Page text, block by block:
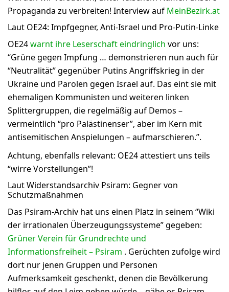
Propaganda zu verbreiten! Interview auf MeinBezirk.at
Laut OE24: Impfgegner, Anti-Israel und Pro-Putin-Linke
OE24warnt ihre Leserschaft eindringlich vor uns:
“Grüne gegen Impfung … demonstrieren nun auch für
“Neutralität” gegenüber Putins Angriffskrieg in der
Ukraine und Parolen gegen Israel auf. Das eint sie mit
ehemaligen Kommunisten und weiteren linken
Splittergruppen, die regelmäßig auf Demos –
vermeintlich “pro Palästinenser”, aber im Kern mit
antisemitischen Anspielungen – aufmarschieren.”.
Achtung, ebenfalls relevant: OE24 attestiert uns teils
“wirre Vorstellungen”!
Laut Widerstandsarchiv Psiram: Gegner von
Schutzmaßnahmen
Das Psiram-Archiv hat uns einen Platz in seinem “Wiki
der irrationalen Überzeugungssysteme” gegeben:
Grüner Verein für Grundrechte und
Informationsfreiheit – Psiram . Gerüchten zufolge wird
dort nur jenen Gruppen und Personen
Aufmerksamkeit geschenkt, denen die Bevölkerung